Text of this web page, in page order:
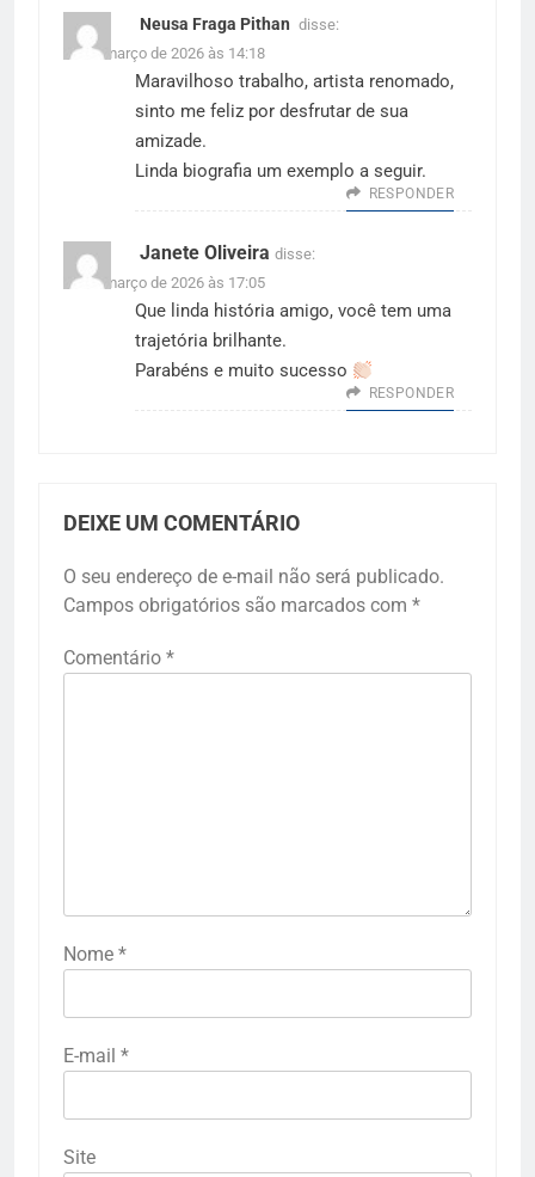
Neusa Fraga Pithan disse:
31 de março de 2026 às 14:18
Maravilhoso trabalho, artista renomado,
sinto me feliz por desfrutar de sua
amizade.
Linda biografia um exemplo a seguir.
RESPONDER
Janete Oliveira disse:
31 de março de 2026 às 17:05
Que linda história amigo, você tem uma
trajetória brilhante.
Parabéns e muito sucesso
RESPONDER
DEIXE UM COMENTÁRIO
O seu endereço de e-mail não será publicado.
Campos obrigatórios são marcados com *
Comentário *
Nome *
E-mail *
Site